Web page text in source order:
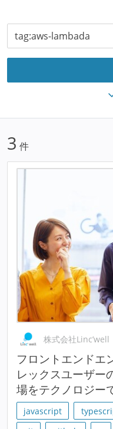
3 件
株式会社Linc’well
フロントエンドエ
レックスユーザー
場をテクノロジー
javascript